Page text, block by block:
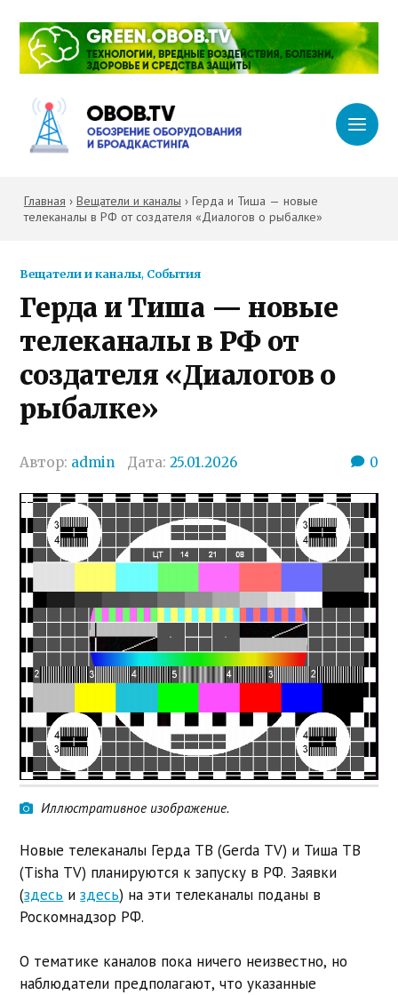
Главная › Вещатели и каналы › Герда и Тиша — новые
телеканалы в РФ от создателя «Диалогов о рыбалке»
Вещатели и каналы, События
Герда и Тиша — новые
телеканалы в РФ от
создателя «Диалогов о
рыбалке»
Автор: admin Дата:25.01.2026 0
Иллюстративное изображение.
Новые телеканалы Герда ТВ (Gerda TV) и Тиша ТВ
(Tisha TV) планируются к запуску в РФ. Заявки
(здесь издесь) на эти телеканалы поданы в
Роскомнадзор РФ.
О тематике каналов пока ничего неизвестно, но
наблюдатели предполагают, что указанные